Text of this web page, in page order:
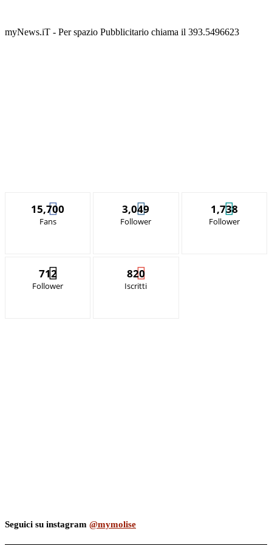
myNews.iT - Per spazio Pubblicitario chiama il 393.5496623
15,700
Fans
3,049
Follower
1,738
Follower
712
Follower
820
Iscritti
Seguici su instagram @mymolise